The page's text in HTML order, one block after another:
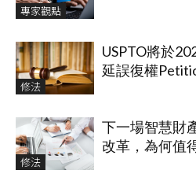
專家觀點
修法
USPTO將於
延誤復權
修法
下一場智慧財
改革，為何值